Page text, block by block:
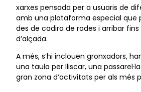
xarxes pensada per a usuaris de
amb una plataforma especial que
des de cadira de rodes i arribar fins
d’alçada.
A més, s’hi inclouen gronxadors,
una taula per lliscar, una
gran zona d’activitats per als més